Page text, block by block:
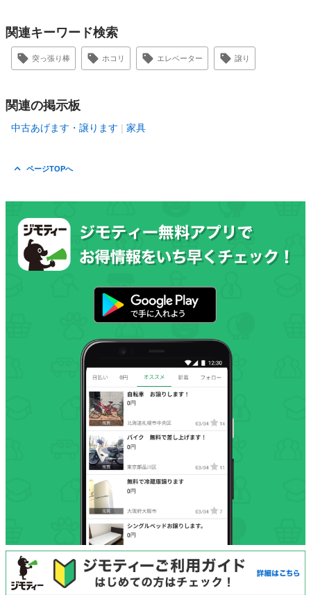
関連キーワード検索
突っ張り棒 ホコリ エレベーター 譲り
関連の掲示板
中古あげます・譲ります 家具
ページTOPへ